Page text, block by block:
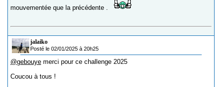
mouvementée que la précédente .
jalaiko
Posté le 02/01/2025 à 20h25
@gebouye merci pour ce challenge 2025
Coucou à tous !